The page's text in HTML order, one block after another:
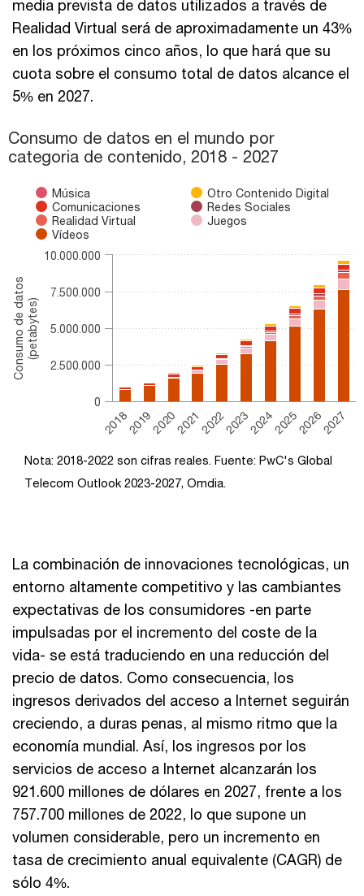
media prevista de datos utilizados a través de
Realidad Virtual será de aproximadamente un 43%
en los próximos cinco años, lo que hará que su
cuota sobre el consumo total de datos alcance el
5% en 2027.
Consumo de datos en el mundo por categoria de contenido,
Bar chart with 7 data series.
The chart has 1 Y axis displaying Consumo de datos
Consumo de datos(petabytes)
Consumo de datos en el mundo por
categoria de contenido, 2018 - 2027
Música
Otro Contenido Digital
Comunicaciones
Redes Sociales
Realidad Virtual
Juegos
Vídeos
2018201920202021202220232024202520262027
0
2.500.000
5.000.000
7.500.000
10.000.000
End of interactive chart.
Nota: 2018-2022 son cifras reales. Fuente: PwC's Global
Telecom Outlook 2023-2027, Omdia.
La combinación de innovaciones tecnológicas, un
entorno altamente competitivo y las cambiantes
expectativas de los consumidores -en parte
impulsadas por el incremento del coste de la
vida- se está traduciendo en una reducción del
precio de datos. Como consecuencia, los
ingresos derivados del acceso a Internet seguirán
creciendo, a duras penas, al mismo ritmo que la
economía mundial. Así, los ingresos por los
servicios de acceso a Internet alcanzarán los
921.600 millones de dólares en 2027, frente a los
757.700 millones de 2022, lo que supone un
volumen considerable, pero un incremento en
tasa de crecimiento anual equivalente (CAGR) de
sólo 4%.